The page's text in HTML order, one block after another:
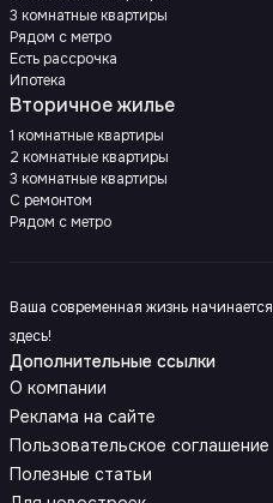
3 комнатные квартиры
Рядом с метро
Есть рассрочка
Ипотека
Вторичное жилье
1 комнатные квартиры
2 комнатные квартиры
3 комнатные квартиры
С ремонтом
Рядом с метро
Ваша современная жизнь начинается
здесь!
Дополнительные ссылки
О компании
Реклама на сайте
Пользовательское соглашение
Полезные статьи